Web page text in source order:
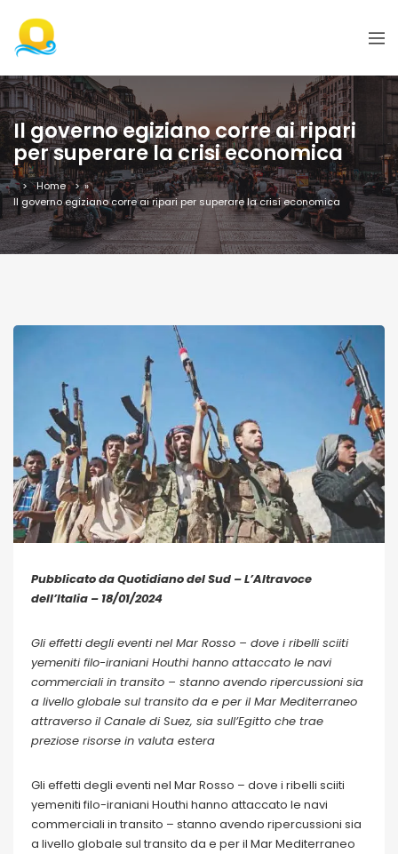
Il governo egiziano corre ai ripari
per superare la crisi economica
Home
»
Il governo egiziano corre ai ripari per superare la crisi economica
Pubblicato da Quotidiano del Sud – L’Altravoce
dell’Italia – 18/01/2024
Gli effetti degli eventi nel Mar Rosso – dove i ribelli sciiti
yemeniti filo-iraniani Houthi hanno attaccato le navi
commerciali in transito – stanno avendo ripercussioni sia
a livello globale sul transito da e per il Mar Mediterraneo
attraverso il Canale di Suez, sia sull’Egitto che trae
preziose risorse in valuta estera
Gli effetti degli eventi nel Mar Rosso – dove i ribelli sciiti
yemeniti filo-iraniani Houthi hanno attaccato le navi
commerciali in transito – stanno avendo ripercussioni sia
a livello globale sul transito da e per il Mar Mediterraneo